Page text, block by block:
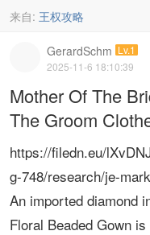
来自: 王权攻略
GerardSchm Lv.1
2025-11-6 18:10:39
Mother Of The
The Groom
https://filedn.eu/
g-748/research/je-
An imported diamond
Floral Beaded Gown